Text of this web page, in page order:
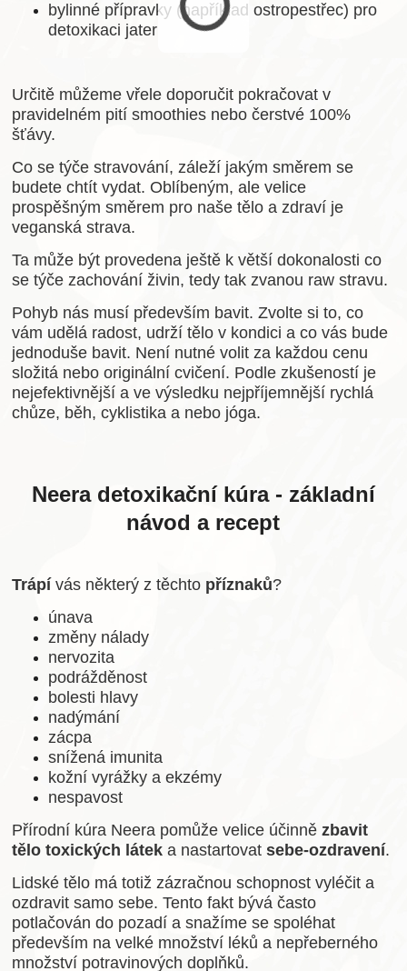
bylinné přípravky (například ostropestřec) pro
detoxikaci jater
Určitě můžeme vřele doporučit pokračovat v
pravidelném pití smoothies nebo čerstvé 100%
šťávy.
Co se týče stravování, záleží jakým směrem se
budete chtít vydat. Oblíbeným, ale velice
prospěšným směrem pro naše tělo a zdraví je
veganská strava.
Ta může být provedena ještě k větší dokonalosti co
se týče zachování živin, tedy tak zvanou raw stravu.
Pohyb nás musí především bavit. Zvolte si to, co
vám udělá radost, udrží tělo v kondici a co vás bude
jednoduše bavit. Není nutné volit za každou cenu
složitá nebo originální cvičení. Podle zkušeností je
nejefektivnější a ve výsledku nejpříjemnější rychlá
chůze, běh, cyklistika a nebo jóga.
Neera detoxikační kúra - základní
návod a recept
Trápívás některý z těchto příznaků?
únava
změny nálady
nervozita
podrážděnost
bolesti hlavy
nadýmání
zácpa
snížená imunita
kožní vyrážky a ekzémy
nespavost
Přírodní kúra Neera pomůže velice účinnězbavit
tělo toxických látek a nastartovatsebe-ozdravení.
Lidské tělo má totiž zázračnou schopnost vyléčit a
ozdravit samo sebe. Tento fakt bývá často
potlačován do pozadí a snažíme se spoléhat
především na velké množství léků a nepřeberného
množství potravinových doplňků.